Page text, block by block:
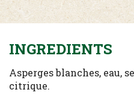
INGREDIENTS
Asperges blanches, eau,
citrique.